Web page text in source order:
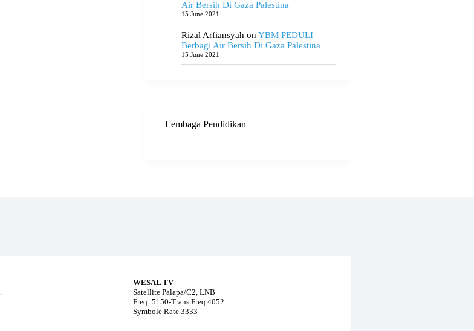
Air Bersih Di Gaza Palestina
15 June 2021
Rizal ArfiansyahonYBM PEDULI
Berbagi Air Bersih Di Gaza Palestina
15 June 2021
Lembaga Pendidikan
WESAL TV
Satellite Palapa/C2, LNB
Freq: 5150-Trans Freq 4052
Symbole Rate 3333